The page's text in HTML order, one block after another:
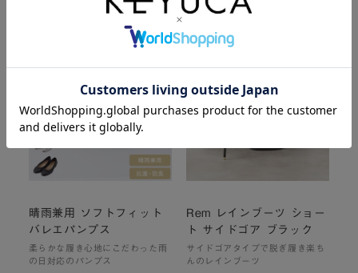
) ¥4,990(税込 ¥5,489
¥4,990
晴雨兼用 ソフトフィット
バレエパンプス
柔らかな履き心地にこだわった雨
の日対応のパンプス
Rem レインブーツ ショー
ト サイドゴア ブラック
サイドゴアタイプで脱ぎ履き楽ち
んのレインブーツ